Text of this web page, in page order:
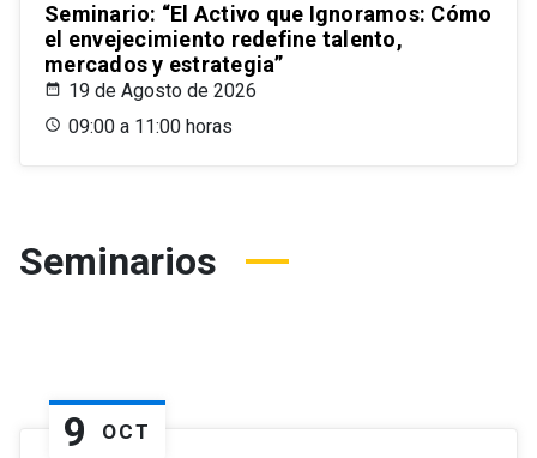
Seminario: “El Activo que Ignoramos: Cómo
el envejecimiento redefine talento,
mercados y estrategia”
19 de Agosto de 2026
09:00 a 11:00 horas
Seminarios
9 OCT